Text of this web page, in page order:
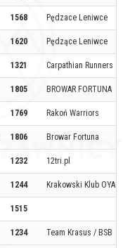
1568 Pędzace Leniwce
1620 Pędzące Leniwce
1321 Carpathian Runners
1805 BROWAR FORTUNA
1769 Rakoń Warriors
1806 Browar Fortuna
1232 12tri.pl
1244 Krakowski Klub OYAMA
1515
1234 Team Krasus / BSB